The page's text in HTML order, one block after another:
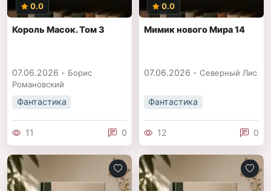
0.0
Король Масок. Том 3
07.06.2026 - Борис
Романовский
Фантастика
11 0
0.0
Мимик нового Мира 14
07.06.2026 - Северный Лис
Фантастика
12 0